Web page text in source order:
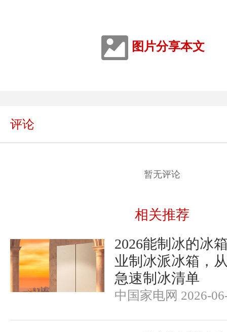
图片分享本文
评论
暂无评论
相关推荐
2026能制冰的冰
业制冰派冰箱，
急速制冰清单
中国家电网 2026-